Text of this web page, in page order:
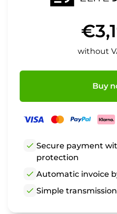
without
Buy
check Secure payment
protection
check Automatic invoice
check Simple